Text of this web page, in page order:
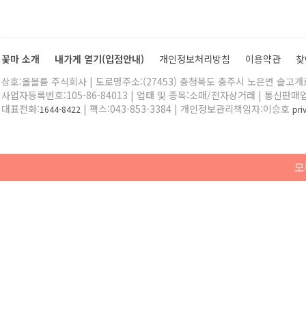
꽃마 소개 내가게 열기(입점안내) 개인정보처리방침 이용약관
상호:올블룸 주식회사 | 도로명주소:(27453) 충청북도 충주시 노은면 솔고
사업자등록번호:105-86-84013 | 업태 및 종목:소매/전자상거래 | 통신판매
대표전화:1644-8422 | 팩스:043-853-3384 | 개인정보관리책임자:이승호